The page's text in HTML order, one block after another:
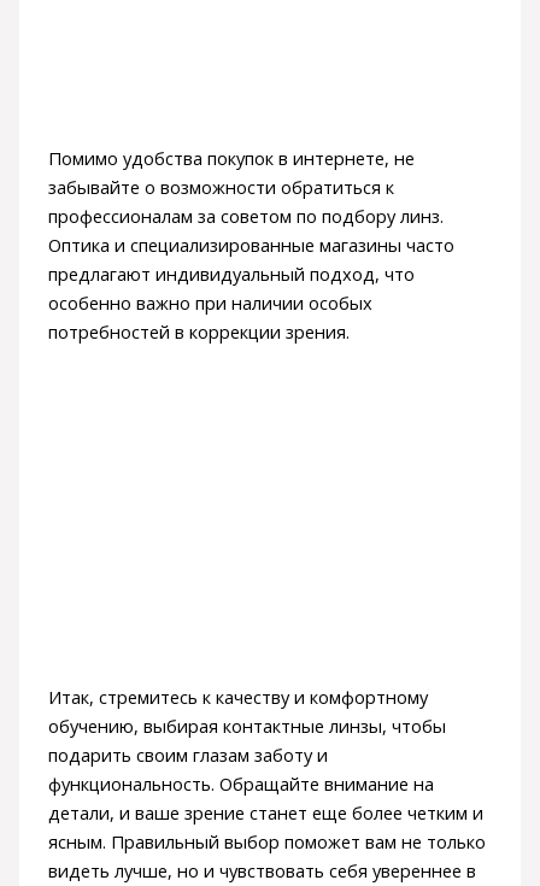
Помимо удобства покупок в интернете, не
забывайте о возможности обратиться к
профессионалам за советом по подбору линз.
Оптика и специализированные магазины часто
предлагают индивидуальный подход, что
особенно важно при наличии особых
потребностей в коррекции зрения.
Итак, стремитесь к качеству и комфортному
обучению, выбирая контактные линзы, чтобы
подарить своим глазам заботу и
функциональность. Обращайте внимание на
детали, и ваше зрение станет еще более четким и
ясным. Правильный выбор поможет вам не только
видеть лучше, но и чувствовать себя увереннее в